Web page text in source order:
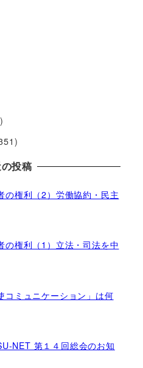
投稿
の権利（2）労働協約・民主
の権利（1）立法・司法を中
コミュニケーション」は何
NET 第１４回総会のお知